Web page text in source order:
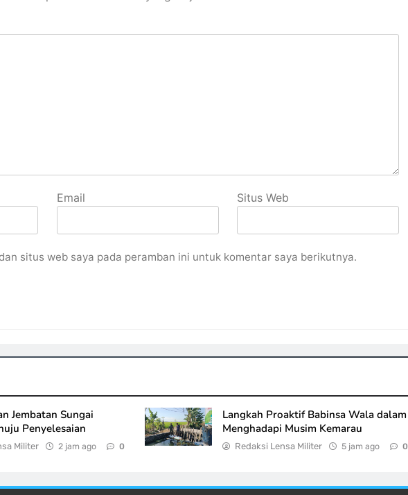
Email Situs Web
situs web saya pada peramban ini untuk komentar saya berikutnya.
Jembatan Sungai
Penyelesaian
Militer 2 jam ago 0
Langkah Proaktif Babinsa Wala dalam
Menghadapi Musim Kemarau
Redaksi Lensa Militer 5 jam ago 0